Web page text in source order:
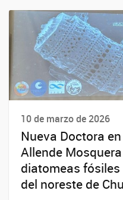
10 de marzo de 2026
Nueva Doctora
Allende
diatomeas
del noreste de